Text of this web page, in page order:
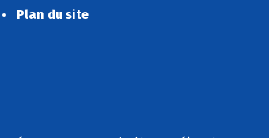
Plan du site